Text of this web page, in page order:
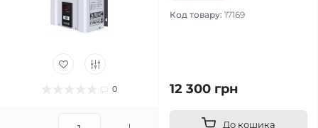
0
Код товару: 17169
12 300 грн
До кошика